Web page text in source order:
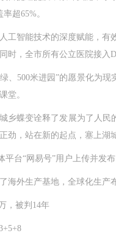
超65%。
智能技术的深度赋能，有
，全市所有公立医院接入
500米进园”的愿景化为
堂。
蝶变诠释了发展为了人民
，站在新的起点，塞上湖
“网易号”用户上传并发布
外生产基地，全球化生产
，被判14年